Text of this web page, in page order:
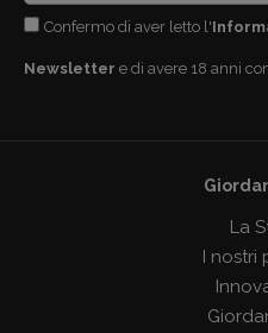
Confermo di aver letto l'
Newsletter e di avere 18 anni
La
I nostri